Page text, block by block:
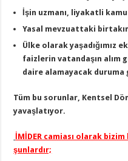
İşin uzmanı, liyakatli
Yasal mevzuattaki
Ülke olarak yaşadığımız
faizlerin vatandaşın alım
daire alamayacak duruma
Tüm bu sorunlar, Kentsel
yavaşlatıyor.
İMİDER camiası olarak
şunlardır;